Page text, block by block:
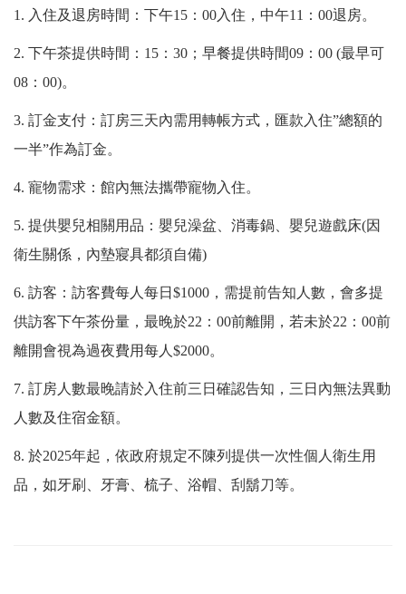
1. 入住及退房時間：下午15：00入住，中午11：00退房。
2. 下午茶提供時間：15：30；早餐提供時間09：00 (最早可
08：00)。
3. 訂金支付：訂房三天內需用轉帳方式，匯款入住”總額的
一半”作為訂金。
4. 寵物需求：館內無法攜帶寵物入住。
5. 提供嬰兒相關用品：嬰兒澡盆、消毒鍋、嬰兒遊戲床(因
衛生關係，內墊寢具都須自備)
6. 訪客：訪客費每人每日$1000，需提前告知人數，會多提
供訪客下午茶份量，最晚於22：00前離開，若未於22：00前
離開會視為過夜費用每人$2000。
7. 訂房人數最晚請於入住前三日確認告知，三日內無法異動
人數及住宿金額。
8. 於2025年起，依政府規定不陳列提供一次性個人衛生用
品，如牙刷、牙膏、梳子、浴帽、刮鬍刀等。